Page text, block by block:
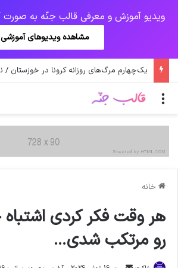
ویدیو آموزش و معرفی قالب جنّه به صورت کامل
مشاهده ویدیوهای آموزشی
منو
خانه
هر وقت فكر كردى اشتباه
رو مرتكب شدى…